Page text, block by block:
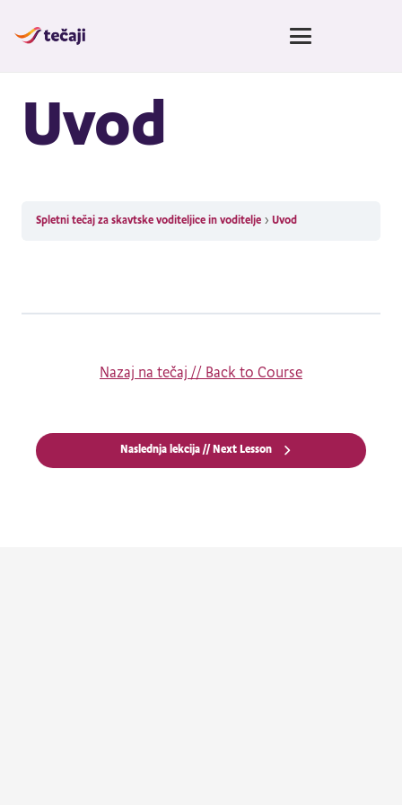
Uvod
Spletni tečaj za skavtske voditeljice in voditelje Uvod
Nazaj na tečaj // Back to Course
Naslednja lekcija // Next Lesson